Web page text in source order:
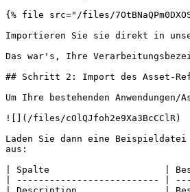
{% file src="/files/
Importieren Sie sie direkt in
Das war's, Ihre
## Schritt 2: Import des Asset-
Um Ihre bestehenden
![](/files/cOlQJfoh2e9Xa3BcCClR)
Laden Sie dann eine
aus:
| Spalte                     |
| -------------------------- |